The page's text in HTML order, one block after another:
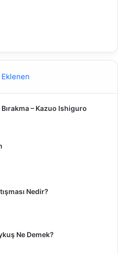
– Kazuo Ishiguro
Nedir?
Ne Demek?